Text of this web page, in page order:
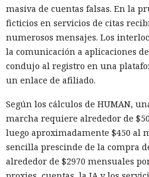
temporizadores de alta precisión
por hardware casi en el
interrupción entra en la ventana
predictor, el manejador del
permite preparar de nuevo la
predicciones erróneas en Intel
Arrow Lake, a pesar de SW loop y
eludió saferet en combinación
AMD Zen 4 la variante principal
aciertos. Las comprobaciones se
masiva de cuentas falsas. En la
ficticios en servicios de citas
numerosos mensajes. Los
la comunicación a aplicaciones
condujo al registro en una
un enlace de afiliado.
Según los cálculos de HUMAN,
marcha requiere alrededor de
luego aproximadamente $450 al
sencilla prescinde de la compra
alrededor de $2970 mensuales